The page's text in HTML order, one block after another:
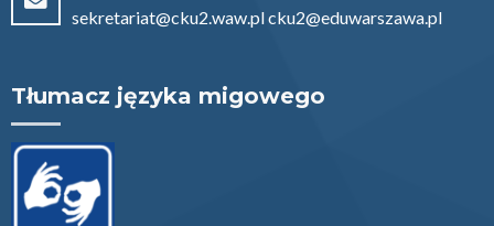
sekretariat@cku2.waw.pl cku2@eduwarszawa.pl
Tłumacz języka migowego